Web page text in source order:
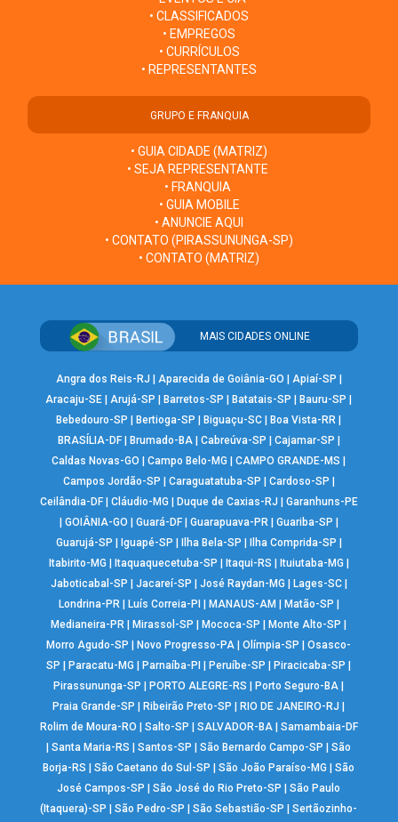
• CLASSIFICADOS
• EMPREGOS
• CURRÍCULOS
• REPRESENTANTES
GRUPO E FRANQUIA
• GUIA CIDADE (MATRIZ)
• SEJA REPRESENTANTE
• FRANQUIA
• GUIA MOBILE
• ANUNCIE AQUI
• CONTATO (PIRASSUNUNGA-SP)
• CONTATO (MATRIZ)
MAIS CIDADES ONLINE
Angra dos Reis-RJ Aparecida de Goiânia-GO Apiaí-SP
Aracaju-SE |Arujá-SP Barretos-SP Batatais-SP Bauru-SP
Bebedouro-SP
Bertioga-SP Biguaçu-SC Boa Vista-RR
BRASÍLIA-DF| Brumado-BA| Cabreúva-SP Cajamar-SP
Caldas Novas-GO
|Campo Belo-MG |CAMPO GRANDE-MS
Campos Jordão-SP
Caraguatatuba-SP Cardoso-SP
Ceilândia-DF| Cláudio-MG Duque de Caxias-RJ
Garanhuns-PE
GOIÂNIA-GO Guará-DF| Guarapuava-PR| Guariba-SP
Guarujá-SP
Iguapé-SP Ilha Bela-SP Ilha Comprida-SP
Itabirito-MG
Itaquaquecetuba-SP Itaqui-RS Ituiutaba-MG
Jaboticabal-SP
Jacareí-SP José Raydan-MG Lages-SC|
Londrina-PR| Luís Correia-PI MANAUS-AM Matão-SP
Medianeira-PR
Mirassol-SP Mococa-SP Monte Alto-SP
Morro Agudo-SP
Novo Progresso-PA |Olímpia-SP |Osasco-
SP
Paracatu-MG Parnaíba-PI Peruíbe-SP Piracicaba-SP
Pirassununga-SP
PORTO ALEGRE-RS Porto Seguro-BA
Praia Grande-SP
Ribeirão Preto-SP RIO DE JANEIRO-RJ
Rolim de Moura-RO
Salto-SP SALVADOR-BA| Samambaia-DF
|Santa Maria-RS |Santos-SP |São Bernardo Campo-SP |São
Borja-RS
|São Caetano do Sul-SP |São João Paraíso-MG |São
José Campos-SP
|São José do Rio Preto-SP |São Paulo
(Itaquera)-SP
|São Pedro-SP |São Sebastião-SP |Sertãozinho-